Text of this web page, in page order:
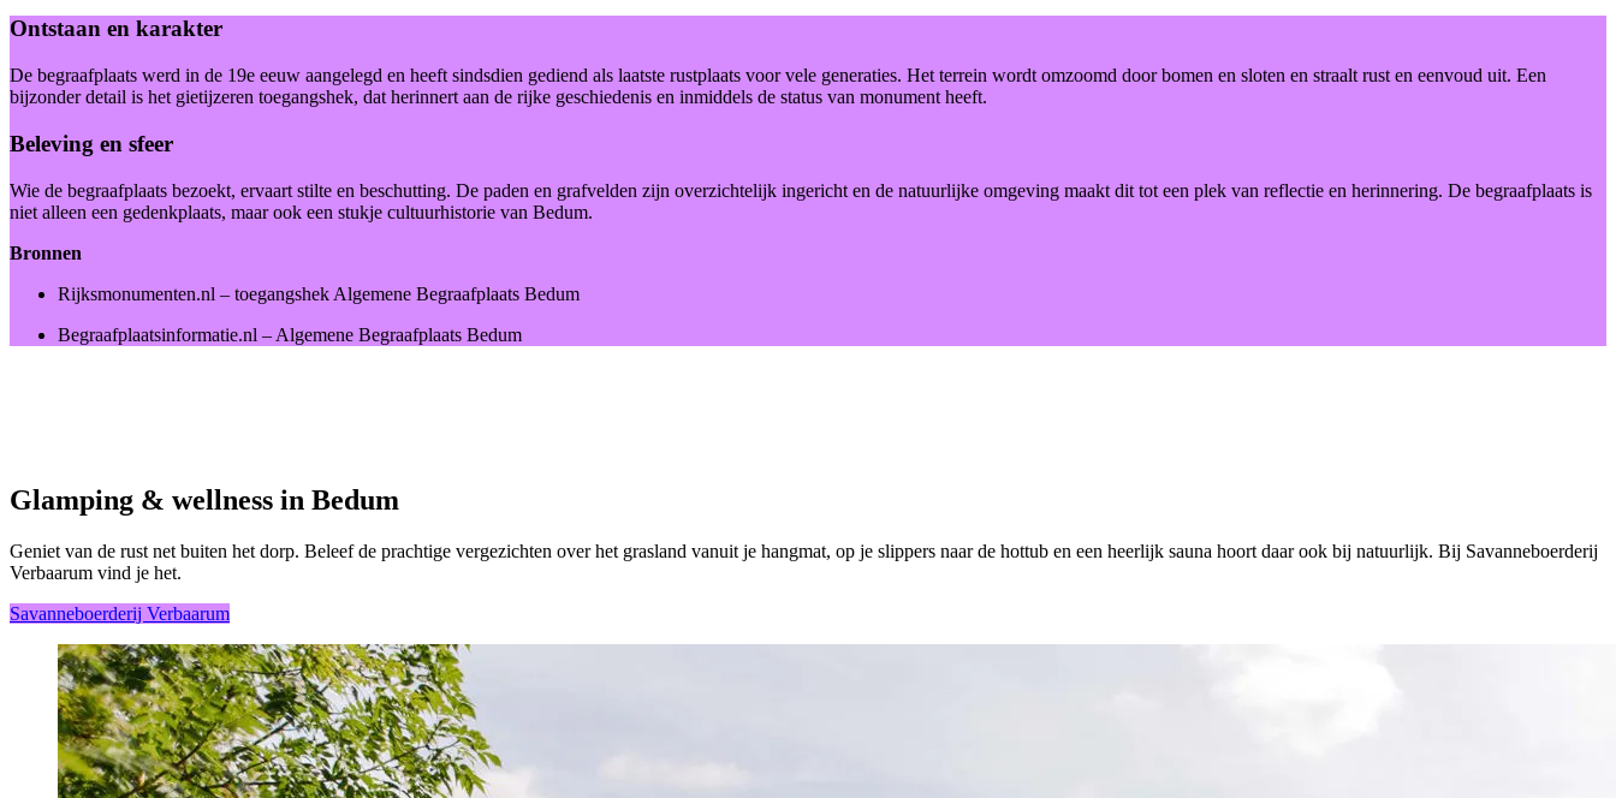
Ontstaan en karakter
De begraafplaats werd in de 19e eeuw aangelegd en heeft sindsdien gediend als laatste rustplaats voor vele generaties. Het terrein wordt omzoomd door bomen en sloten en straalt rust en eenvoud uit. Een
bijzonder detail is het gietijzeren toegangshek, dat herinnert aan de rijke geschiedenis en inmiddels de status van monument heeft.
Beleving en sfeer
Wie de begraafplaats bezoekt, ervaart stilte en beschutting. De paden en grafvelden zijn overzichtelijk ingericht en de natuurlijke omgeving maakt dit tot een plek van reflectie en herinnering. De begraafplaats is
niet alleen een gedenkplaats, maar ook een stukje cultuurhistorie van Bedum.
Bronnen
Rijksmonumenten.nl – toegangshek Algemene Begraafplaats Bedum
Begraafplaatsinformatie.nl – Algemene Begraafplaats Bedum
Glamping & wellness in Bedum
Geniet van de rust net buiten het dorp. Beleef de prachtige vergezichten over het grasland vanuit je hangmat, op je slippers naar de hottub en een heerlijk sauna hoort daar ook bij natuurlijk. Bij Savanneboerderij
Verbaarum vind je het.
Savanneboerderij Verbaarum